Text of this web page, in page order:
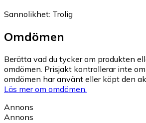
Sannolikhet: Trolig
Omdömen
Berätta vad du tycker om produkten
omdömen. Prisjakt kontrollerar inte
omdömen har använt eller köpt den
Läs mer om omdömen.
Annons
Annons